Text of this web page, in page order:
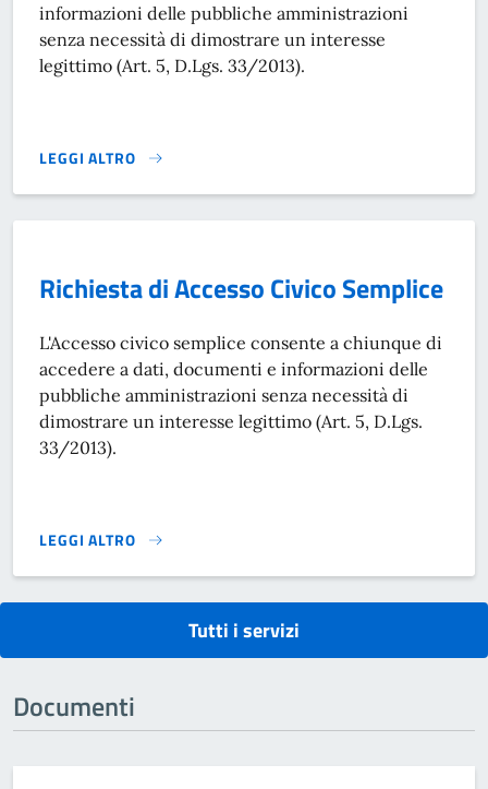
informazioni delle pubbliche amministrazioni
senza necessità di dimostrare un interesse
legittimo (Art. 5, D.Lgs. 33/2013).
LEGGI ALTRO
RICHIESTA ACCESSO CIVICO GENERALIZZATO}
Richiesta di Accesso Civico Semplice
L'Accesso civico semplice consente a chiunque di
accedere a dati, documenti e informazioni delle
pubbliche amministrazioni senza necessità di
dimostrare un interesse legittimo (Art. 5, D.Lgs.
33/2013).
LEGGI ALTRO
RICHIESTA DI ACCESSO CIVICO SEMPLICE}
Tutti i servizi
Documenti